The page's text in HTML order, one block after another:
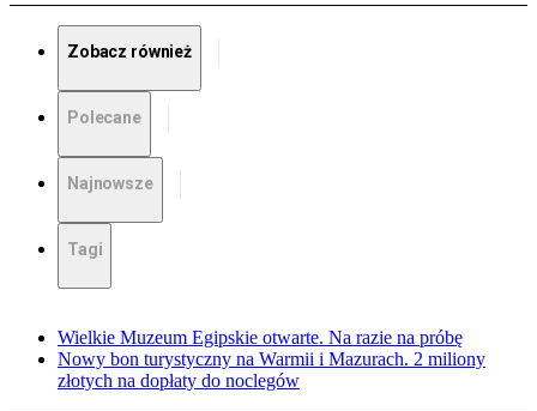
Zobacz również
Polecane
Najnowsze
Tagi
Wielkie Muzeum Egipskie otwarte. Na razie na próbę
Nowy bon turystyczny na Warmii i Mazurach. 2 miliony
złotych na dopłaty do noclegów